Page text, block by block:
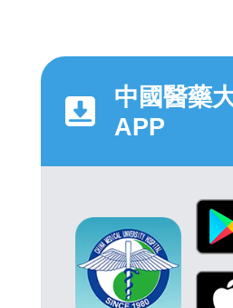
中國醫藥
APP